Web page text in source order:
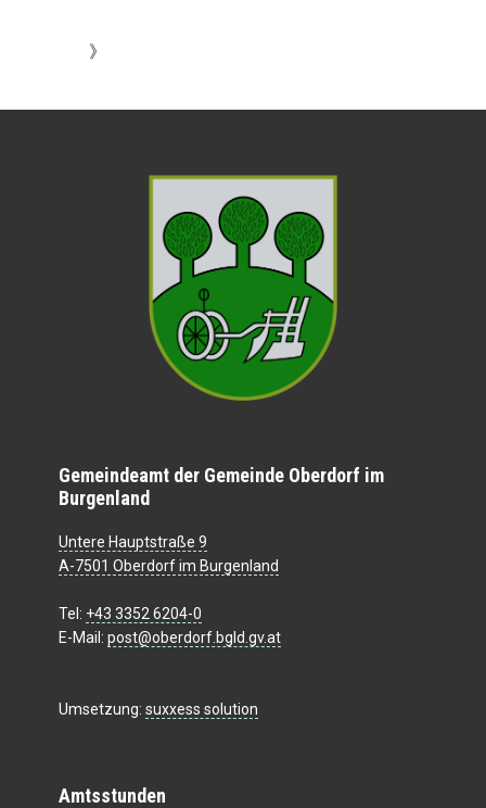
》
Gemeindeamt der Gemeinde Oberdorf im
Burgenland
Untere Hauptstraße 9
A-7501 Oberdorf im Burgenland
Tel: +43 3352 6204-0
E-Mail: post@oberdorf.bgld.gv.at
Umsetzung: suxxess solution
Amtsstunden